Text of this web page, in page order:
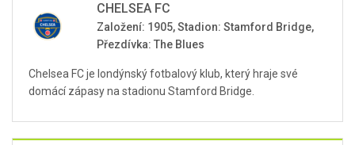
CHELSEA FC
Založení: 1905, Stadion: Stamford Bridge,
Přezdívka: The Blues
Chelsea FC je londýnský fotbalový klub, který hraje své
domácí zápasy na stadionu Stamford Bridge.